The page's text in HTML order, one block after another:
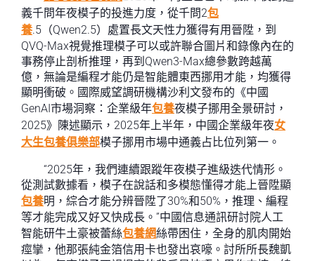
義千問年夜模子的投進力度，從千問2包
養.5（Qwen2.5）處置長文天性力獲得有用晉陞，到
QVQ-Max視覺推理模子可以或許聯合圖片和錄像內在的
事務停止剖析推理，再到Qwen3-Max總參數跨越萬
億，無論是編程才能仍是智能體東西挪用才能，均獲得
顯明衝破。國際威望調研機構沙利文發布的《中國
GenAI市場洞察：企業級年包養夜模子挪用全景研討，
2025》陳述顯示，2025年上半年，中國企業級年夜女
大生包養俱樂部模子挪用市場中通義占比位列第一。
“2025年，我們連續跟蹤年夜模子進級迭代情形。
從測試數據看，模子在說話和多模態懂得才能上晉陞顯
包養明，綜合才能分辨晉陞了30%和50%，推理、編程
等才能完成又好又快成長。”中國信息通訊研討院人工
智能研牛土豪被蕾絲包養網絲帶困住，全身的肌肉開始
痙攣，他那張純金箔信用卡也發出哀嚎。討所所長魏凱